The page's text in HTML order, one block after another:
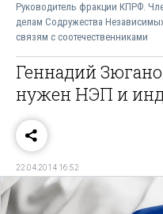
Руководитель фракции КПРФ.
делам Содружества
связям с соотечественниками
Геннадий
нужен НЭП и
22.04.2014 16:52